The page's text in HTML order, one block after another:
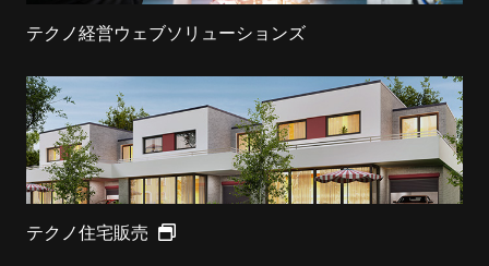
テクノ経営ウェブソリューションズ
テクノ住宅販売